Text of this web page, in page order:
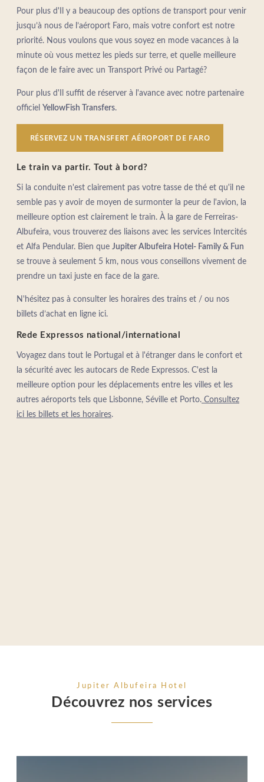
Pour plus d'Il y a beaucoup des options de transport pour venir
jusqu’à nous de l’aéroport Faro, mais votre confort est notre
priorité. Nous voulons que vous soyez en mode vacances à la
minute où vous mettez les pieds sur terre, et quelle meilleure
façon de le faire avec un Transport Privé ou Partagé?
Pour plus d'Il suffit de réserver à l'avance avec notre partenaire
officiel YellowFish Transfers.
RÉSERVEZ UN TRANSFERT AÉROPORT DE FARO
Le train va partir. Tout à bord?
Si la conduite n'est clairement pas votre tasse de thé et qu'il ne
semble pas y avoir de moyen de surmonter la peur de l'avion, la
meilleure option est clairement le train. À la gare de Ferreiras-
Albufeira, vous trouverez des liaisons avec les services Intercités
et Alfa Pendular. Bien que Jupiter Albufeira Hotel- Family & Fun
se trouve à seulement 5 km, nous vous conseillons vivement de
prendre un taxi juste en face de la gare.
N'hésitez pas à consulter les horaires des trains et / ou nos
billets d’achat en ligne ici.
Rede Expressos national/international
Voyagez dans tout le Portugal et à l'étranger dans le confort et
la sécurité avec les autocars de Rede Expressos. C'est la
meilleure option pour les déplacements entre les villes et les
autres aéroports tels que Lisbonne, Séville et Porto. Consultez
ici les billets et les horaires.
Jupiter Albufeira Hotel
Découvrez nos services
CHAMBRES & SUITES
SERVICES
PHOTOS
CONTACTEZ-NOUS
Rua Alexandre O'Neill, 8200-343 Albufeira - Portugal
Tel.: +351 289 009 300- E.:info.albufeira@jupiterhotelgroup.com